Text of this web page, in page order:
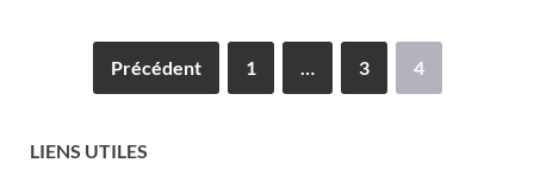
Précédent 1 … 3 4
LIENS UTILES